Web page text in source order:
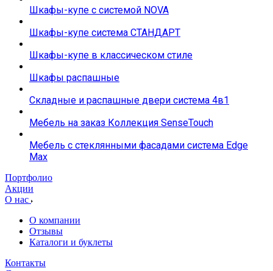
Шкафы-купе с системой NOVA
Шкафы-купе система СТАНДАРТ
Шкафы-купе в классическом стиле
Шкафы распашные
Складные и распашные двери система 4в1
Мебель на заказ Коллекция SenseTouch
Мебель с стеклянными фасадами система Edge
Max
Портфолио
Акции
О нас
О компании
Отзывы
Каталоги и буклеты
Контакты